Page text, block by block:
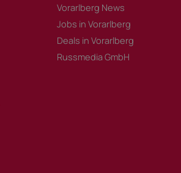
Vorarlberg News
Jobs in Vorarlberg
Deals in Vorarlberg
Russmedia GmbH